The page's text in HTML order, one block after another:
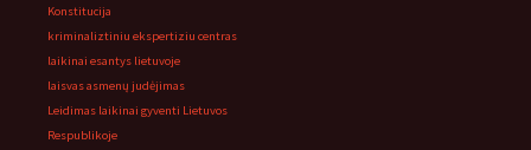
Konstitucija
kriminaliztiniu ekspertiziu centras
laikinai esantys lietuvoje
laisvas asmenų judėjimas
Leidimas laikinai gyventi Lietuvos
Respublikoje